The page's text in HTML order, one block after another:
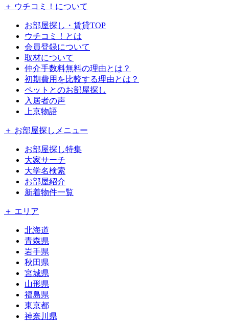
＋ ウチコミ！について
お部屋探し・賃貸TOP
ウチコミ！とは
会員登録について
取材について
仲介手数料無料の理由とは？
初期費用を比較する理由とは？
ペットとのお部屋探し
入居者の声
上京物語
＋ お部屋探しメニュー
お部屋探し特集
大家サーチ
大学名検索
お部屋紹介
新着物件一覧
＋ エリア
北海道
青森県
岩手県
秋田県
宮城県
山形県
福島県
東京都
神奈川県